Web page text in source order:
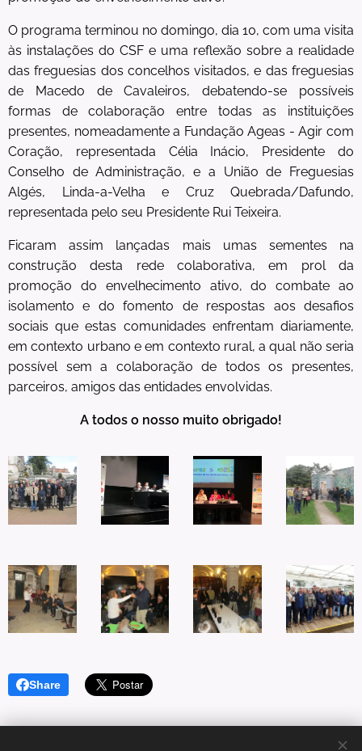
O programa terminou no domingo, dia 10, com uma visita
às instalações do CSF e uma reflexão sobre a realidade
das freguesias dos concelhos visitados, e das freguesias
de Macedo de Cavaleiros, debatendo-se possíveis
formas de colaboração entre todas as instituições
presentes, nomeadamente a Fundação Ageas - Agir com
Coração, representada Célia Inácio, Presidente do
Conselho de Administração, e a União de Freguesias
Algés, Linda-a-Velha e Cruz Quebrada/Dafundo,
representada pelo seu Presidente Rui Teixeira.
Ficaram assim lançadas mais umas sementes na
construção desta rede colaborativa, em prol da
promoção do envelhecimento ativo, do combate ao
isolamento e do fomento de respostas aos desafios
sociais que estas comunidades enfrentam diariamente,
em contexto urbano e em contexto rural, a qual não seria
possível sem a colaboração de todos os presentes,
parceiros, amigos das entidades envolvidas.
A todos o nosso muito obrigado!
Share